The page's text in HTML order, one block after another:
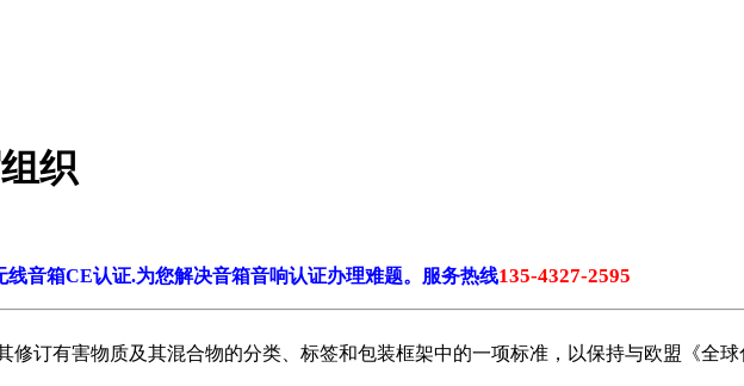
织
音箱CE认证.为您解决音箱音响认证办理难题。服务热线135-4327-2595
订有害物质及其混合物的分类、标签和包装框架中的一项标准，以保持与欧盟《全球